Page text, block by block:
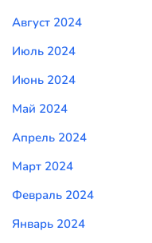
Август 2024
Июль 2024
Июнь 2024
Май 2024
Апрель 2024
Март 2024
Февраль 2024
Январь 2024